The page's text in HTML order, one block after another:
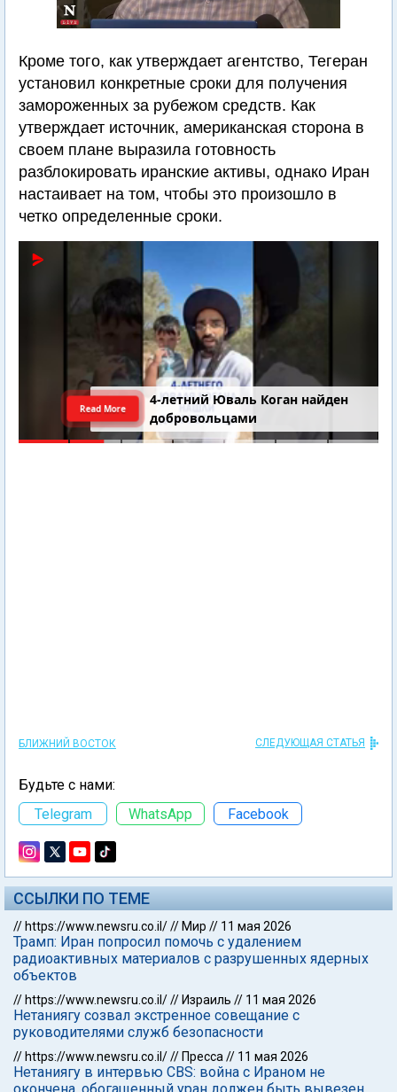
Кроме того, как утверждает агентство, Тегеран
установил конкретные сроки для получения
замороженных за рубежом средств. Как
утверждает источник, американская сторона в
своем плане выразила готовность
разблокировать иранские активы, однако Иран
настаивает на том, чтобы это произошло в
четко определенные сроки.
4-летний Юваль Коган найден
добровольцами
Read More
БЛИЖНИЙ ВОСТОК СЛЕДУЮЩАЯ СТАТЬЯ
Будьте с нами:
Telegram
WhatsApp Facebook
ССЫЛКИ ПО ТЕМЕ
// https://www.newsru.co.il/// Мир // 11 мая 2026
Трамп: Иран попросил помочь с удалением
радиоактивных материалов с разрушенных ядерных
объектов
// https://www.newsru.co.il/// Израиль // 11 мая 2026
Нетаниягу созвал экстренное совещание с
руководителями служб безопасности
// https://www.newsru.co.il/// Пресса // 11 мая 2026
Нетаниягу в интервью CBS: война с Ираном не